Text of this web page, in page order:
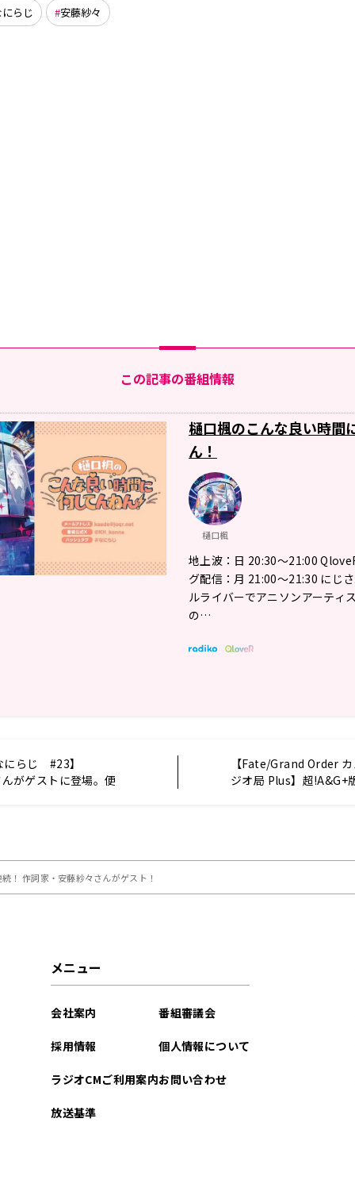
らじ 安藤紗々
この記事の番組情報
樋口楓のこんな良い時間
ん！
樋口楓
地上波：日 20:30～21:00
グ配信：月 21:00〜21:30 にじ
ルライバーでアニソンアーティ
の…
にらじ #23】
がゲストに登場。便
【Fate/Grand Order
ジオ局 Plus】超!A&G+
！ 作詞家・安藤紗々さんがゲスト！
メニュー
会社案内
採用情報
ラジオCMご利用案内
放送基準
番組審議会
個人情報について
お問い合わせ